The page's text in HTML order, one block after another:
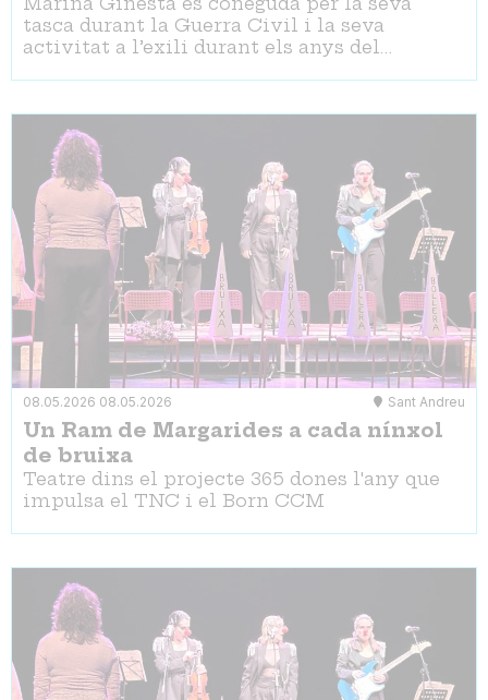
tasca durant la Guerra Civil i la seva
activitat a l’exili durant els anys del…
08.05.2026 08.05.2026 Sant Andreu
Un Ram de Margarides a cada nínxol
de bruixa
Teatre dins el projecte 365 dones l'any que
impulsa el TNC i el Born CCM